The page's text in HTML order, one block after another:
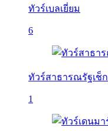
ทัวร์เบลเยี่ยม
6
ทัวร์สาธารณรัฐเช็ก
1